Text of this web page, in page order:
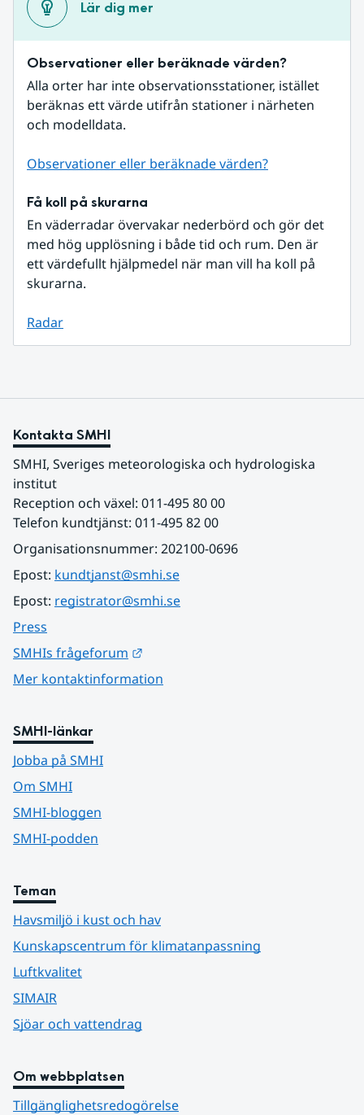
Lär dig mer
Observationer eller beräknade värden?
Alla orter har inte observationsstationer, istället
beräknas ett värde utifrån stationer i närheten
och modelldata.
Observationer eller beräknade värden?
Få koll på skurarna
En väderradar övervakar nederbörd och gör det
med hög upplösning i både tid och rum. Den är
ett värdefullt hjälpmedel när man vill ha koll på
skurarna.
Radar
Kontakta SMHI
SMHI, Sveriges meteorologiska och hydrologiska
institut
Reception och växel: 011-495 80 00
Telefon kundtjänst: 011-495 82 00
Organisationsnummer: 202100-0696
Epost: kundtjanst@smhi.se
Epost: registrator@smhi.se
Press
SMHIs frågeforum
Mer kontaktinformation
SMHI-länkar
Jobba på SMHI
Om SMHI
SMHI-bloggen
SMHI-podden
Teman
Havsmiljö i kust och hav
Kunskapscentrum för klimatanpassning
Luftkvalitet
SIMAIR
Sjöar och vattendrag
Om webbplatsen
Tillgänglighetsredogörelse